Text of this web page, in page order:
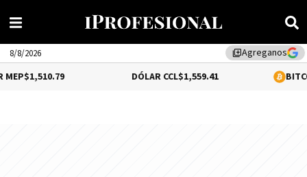
library_addAgreganos
8/8/2026
$1,559.41 0.12%